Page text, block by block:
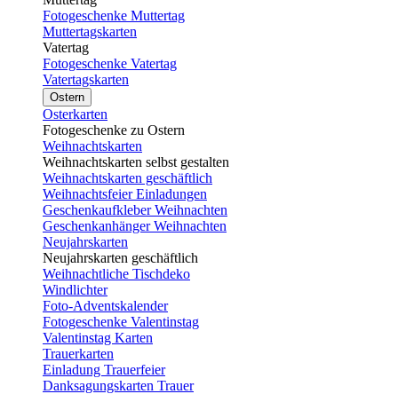
Fotogeschenke Muttertag
Muttertagskarten
Vatertag
Fotogeschenke Vatertag
Vatertagskarten
Ostern
Osterkarten
Fotogeschenke zu Ostern
Weihnachtskarten
Weihnachtskarten selbst gestalten
Weihnachtskarten geschäftlich
Weihnachtsfeier Einladungen
Geschenkaufkleber Weihnachten
Geschenkanhänger Weihnachten
Neujahrskarten
Neujahrskarten geschäftlich
Weihnachtliche Tischdeko
Windlichter
Foto-Adventskalender
Fotogeschenke Valentinstag
Valentinstag Karten
Trauerkarten
Einladung Trauerfeier
Danksagungskarten Trauer